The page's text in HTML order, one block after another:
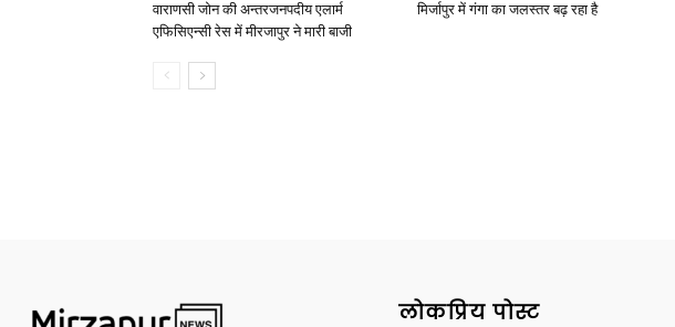
वाराणसी जोन की अन्तरजनपदीय एलार्म
एफिसिएन्सी रेस में मीरजापुर ने मारी बाजी
मिर्जापुर में गंगा का जलस्तर बढ़ रहा है
लोकप्रिय पोस्ट